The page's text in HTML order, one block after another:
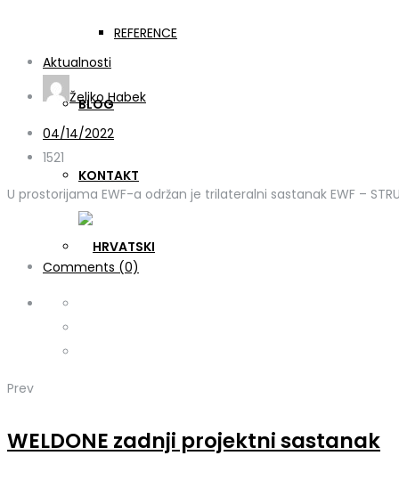
REFERENCE
BLOG
KONTAKT
Aktualnosti
Željko Habek
04/14/2022
1521
U prostorijama EWF-a održan je trilateralni sastanak EWF –
Comments (0)
Prev
WELDONE zadnji projektni sastanak